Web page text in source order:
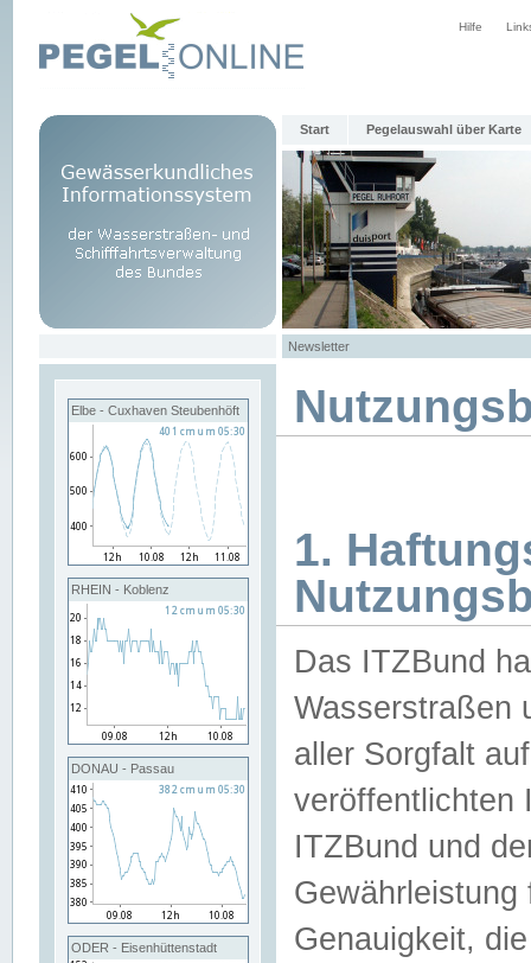
Hilfe
Start Pegelauswahl über Karte
Newsletter
Elbe - Cuxhaven Steubenhöft
RHEIN - Koblenz
DONAU - Passau
ODER - Eisenhüttenstadt
1.
Das ITZBund
Wasserstraßen
aller Sorgfalt
veröffentlichten
ITZBund und
Genauigkeit,